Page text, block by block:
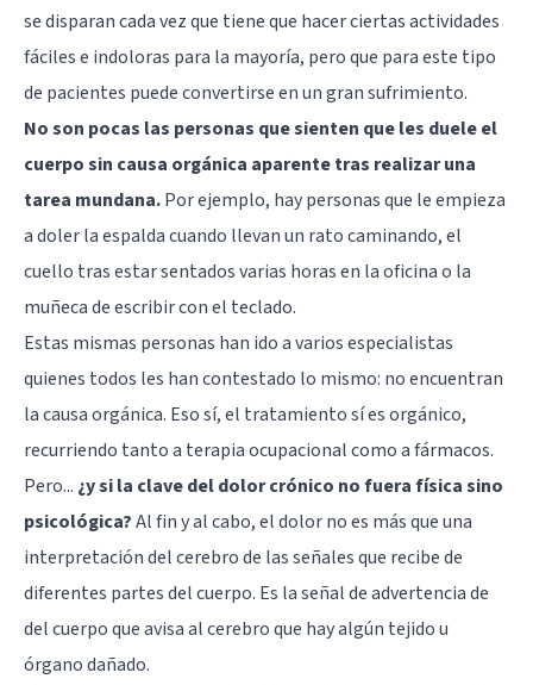
se disparan cada vez que tiene que hacer ciertas actividades
fáciles e indoloras para la mayoría, pero que para este tipo
de pacientes puede convertirse en un gran sufrimiento.
No son pocas las personas que sienten que les duele el
cuerpo sin causa orgánica aparente tras realizar una
tarea mundana.Por ejemplo, hay personas que le empieza
a doler la espalda cuando llevan un rato caminando, el
cuello tras estar sentados varias horas en la oficina o la
muñeca de escribir con el teclado.
Estas mismas personas han ido a varios especialistas
quienes todos les han contestado lo mismo: no encuentran
la causa orgánica. Eso sí, el tratamiento sí es orgánico,
recurriendo tanto a terapia ocupacional como a fármacos.
Pero... ¿y si la clave del dolor crónico no fuera física sino
psicológica?Al fin y al cabo, el dolor no es más que una
interpretación delcerebrode las señales que recibe de
diferentes partes del cuerpo. Es la señal de advertencia de
del cuerpo que avisa al cerebro que hay algún tejido u
órgano dañado.